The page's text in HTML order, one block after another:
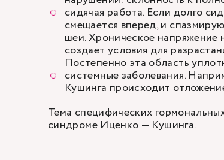
сидячая работа. Если долго
смещается вперед, и
шеи. Хроническое напряжение
создает условия для
Постепенно эта область
системные заболевания.
Кушинга происходит
Тема специфических
синдроме Иценко — Кушинга.